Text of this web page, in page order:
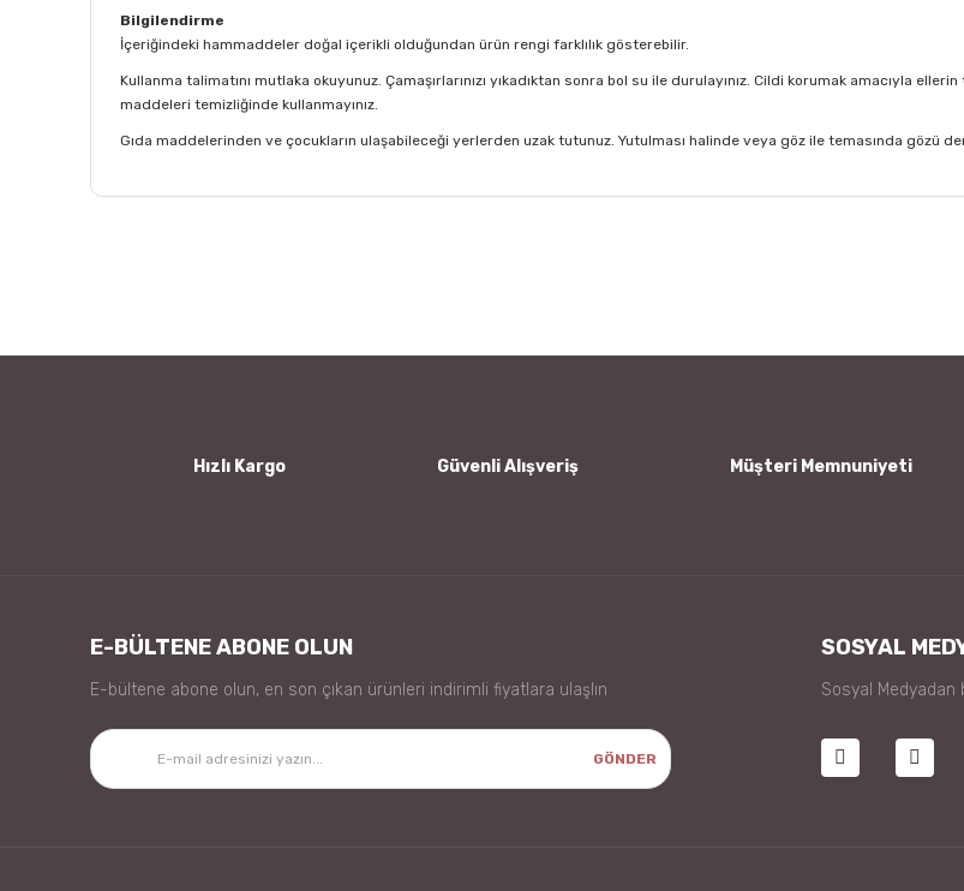
Bilgilendirme
İçeriğindeki hammaddeler doğal içerikli olduğundan ürün rengi farklılık gösterebilir.
Kullanma talimatını mutlaka okuyunuz. Çamaşırlarınızı yıkadıktan sonra bol su ile durulayınız. Cildi korumak amacıyla
maddeleri temizliğinde kullanmayınız.
Gıda maddelerinden ve çocukların ulaşabileceği yerlerden uzak tutunuz. Yutulması halinde veya göz ile temasında gözü
Hızlı Kargo Güvenli Alışveriş Müşteri Memnuniyeti
E-BÜLTENE ABONE OLUN
E-bültene abone olun, en son çıkan ürünleri indirimli fiyatlara ulaşlın
GÖNDER
SOSYAL
Sosyal Medyadan